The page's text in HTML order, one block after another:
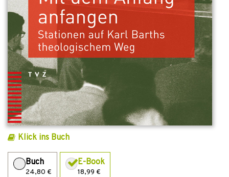
Klick ins Buch
Buch
24,80 €
E-Book
18,99 €